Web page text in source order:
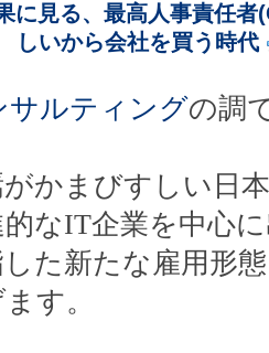
に見る、最高人事責任者
しいから会社を買う時代
サルティングの調
かまびすしい日
なIT企業を中心
た新たな雇用形
す。